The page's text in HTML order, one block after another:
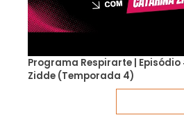
Programa Respirarte |
Zidde (Temporada 4)